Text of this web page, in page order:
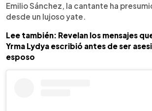
Emilio Sánchez, la cantante ha
desde un lujoso yate.
Lee también: Revelan los mensajes
Yrma Lydya escribió antes de ser
esposo